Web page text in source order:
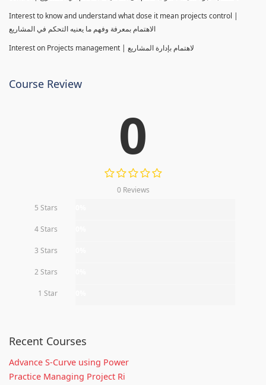
Interest to know and understand what dose it mean projects control |
الاهتمام بمعرفة وفهم ما يعنيه التحكم في المشاريع
Interest on Projects management | لاهتمام بإدارة المشاريع
Course Review
0
0 Reviews
5 Stars
4 Stars
3 Stars
2 Stars
1 Star
Recent Courses
Advance S-Curve using Power
Practice Managing Project Ri